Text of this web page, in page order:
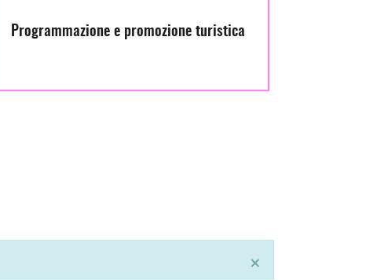
Programmazione e promozione turistica
×